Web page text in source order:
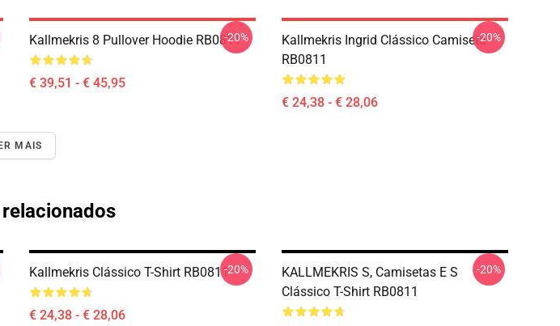
Kallmekris 8 Pullover Hoodie RB0811
€ 39,51 - € 45,95
-20%
Kallmekris Ingrid Clássico Camiseta
RB0811
€ 24,38 - € 28,06
-20%
MAIS
Kallmekris Clássico T-Shirt RB0811
€ 24,38 - € 28,06
-20%
KALLMEKRIS S, Camisetas E S
Clássico T-Shirt RB0811
-20%